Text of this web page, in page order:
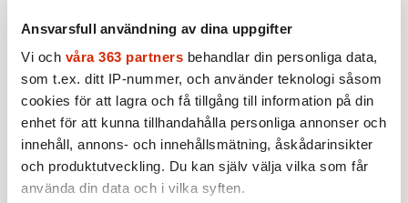
Ansvarsfull användning av dina uppgifter
Vi och våra 363 partners behandlar din personliga data,
som t.ex. ditt IP-nummer, och använder teknologi såsom
cookies för att lagra och få tillgång till information på din
enhet för att kunna tillhandahålla personliga annonser och
innehåll, annons- och innehållsmätning, åskådarinsikter
och produktutveckling. Du kan själv välja vilka som får
använda din data och i vilka syften.
medialisering« (2009), beskriver han hur
Larsson under hela sin karriär aktivt »arbetat
med att synliggöra sig i medierna« på
skiftande sätt. Det kanske mest
uppseendeväckande exemplet, som också
vittnar om Larssons starka ställning i kultur-
eliten, är nog när försvinnandet och